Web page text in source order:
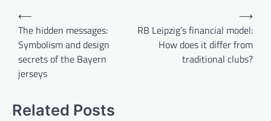
B
a
⟵
The hidden messages:
Symbolism and design
secrets of the Bayern
jerseys
RB Leipzig’s financial model:
How does it differ from
traditional clubs?
⟶
Related Posts